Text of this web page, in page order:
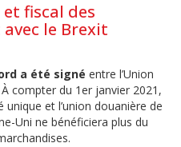
fiscal des
le Brexit
a été signé entre l’Union
compter du 1er janvier 2021,
et l’union douanière de
Uni ne bénéficiera plus du